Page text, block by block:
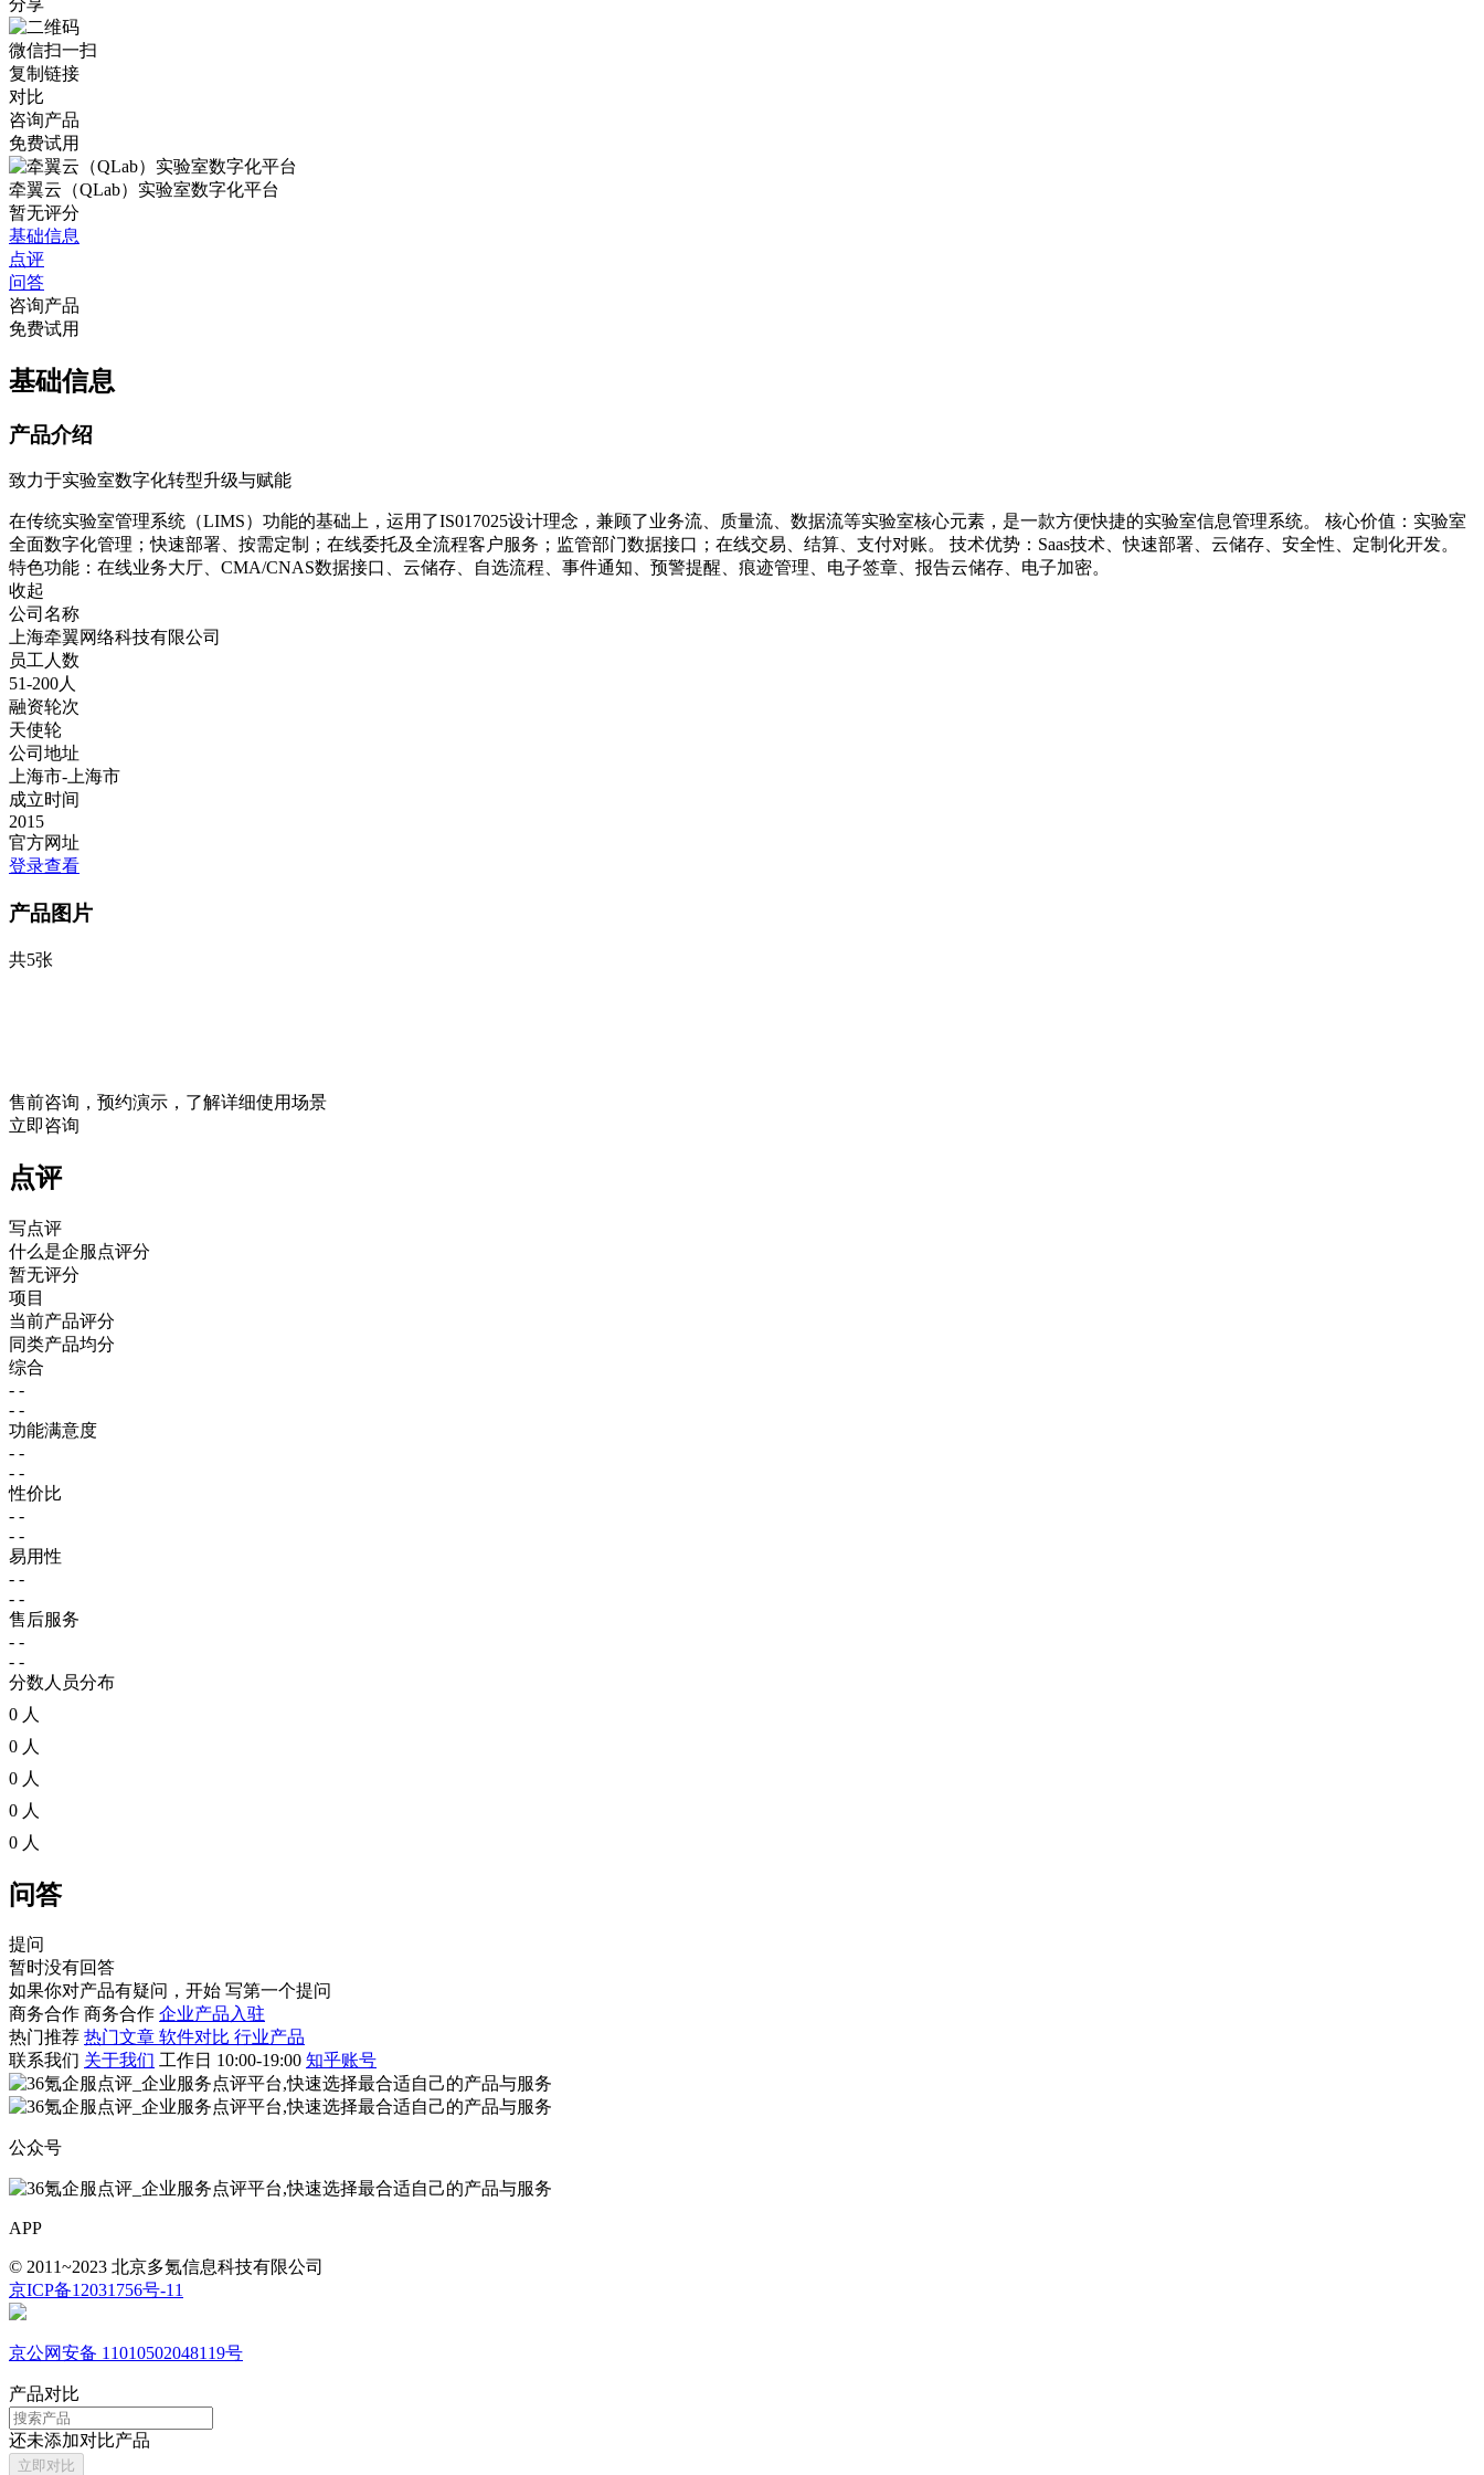
微信扫一扫
复制链接
对比
咨询产品
免费试用
牵翼云（QLab）实验室数字化平台
暂无评分
基础信息
点评
问答
咨询产品
免费试用
基础信息
产品介绍
致力于实验室数字化转型升级与赋能
在传统实验室管理系统（LIMS）功能的基础上，运用了IS017025设计理念，兼顾了业务流、质量流、数据流等实验室核心元素，是一款方便快捷的实验室信息管理系统。 核心价值：实验室
全面数字化管理；快速部署、按需定制；在线委托及全流程客户服务；监管部门数据接口；在线交易、结算、支付对账。 技术优势：Saas技术、快速部署、云储存、安全性、定制化开发。
特色功能：在线业务大厅、CMA/CNAS数据接口、云储存、自选流程、事件通知、预警提醒、痕迹管理、电子签章、报告云储存、电子加密。
收起
公司名称
上海牵翼网络科技有限公司
员工人数
51-200人
融资轮次
天使轮
公司地址
上海市-上海市
成立时间
2015
官方网址
登录查看
产品图片
共5张
售前咨询，预约演示，了解详细使用场景
立即咨询
点评
写点评
什么是企服点评分
暂无评分
项目
当前产品评分
同类产品均分
综合
- -
- -
功能满意度
- -
- -
性价比
- -
- -
易用性
- -
- -
售后服务
- -
- -
分数人员分布
0 人
0 人
0 人
0 人
0 人
问答
提问
暂时没有回答
如果你对产品有疑问，开始 写第一个提问
商务合作 商务合作 企业产品入驻
热门推荐 热门文章 软件对比 行业产品
联系我们 关于我们 工作日 10:00-19:00 知乎账号
公众号
APP
© 2011~2023 北京多氪信息科技有限公司
京ICP备12031756号-11
京公网安备 11010502048119号
产品对比
还未添加对比产品
立即对比